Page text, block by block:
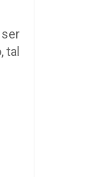
ser
tal